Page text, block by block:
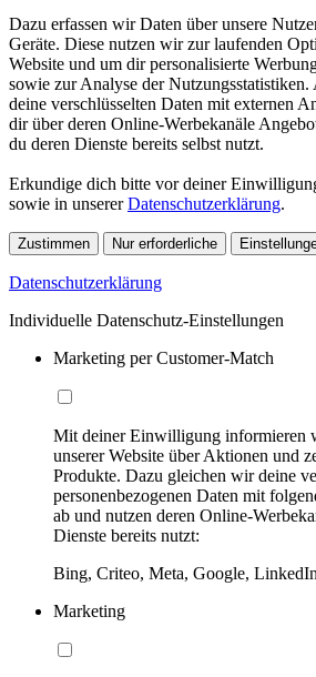
Dazu erfassen wir Daten über unsere
Geräte. Diese nutzen wir zur laufenden
Website und um dir personalisierte
sowie zur Analyse der
deine verschlüsselten Daten mit externen
dir über deren Online-Werbekanäle
du deren Dienste bereits selbst nutzt.
Erkundige dich bitte vor deiner
sowie in unsererDatenschutzerklärung.
Zustimmen Nur erforderliche
Datenschutzerklärung
Individuelle Datenschutz-Einstellungen
Marketing per Customer-Match
Mit deiner Einwilligung informieren
unserer Website über Aktionen und
Produkte. Dazu gleichen wir deine
personenbezogenen Daten mit
ab und nutzen deren Online-
Dienste bereits nutzt:
Bing, Criteo, Meta, Google,
Marketing